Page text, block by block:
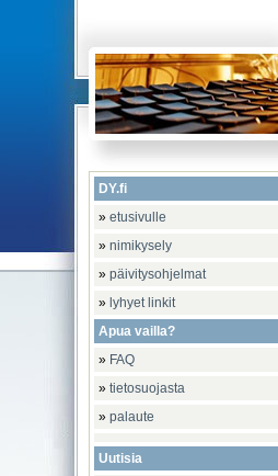
DY.fi
» etusivulle
» nimikysely
» päivitysohjelmat
» lyhyet linkit
Apua vailla?
» FAQ
» tietosuojasta
» palaute
Uutisia